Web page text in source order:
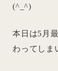
(^_^)
本日は5月
わってし